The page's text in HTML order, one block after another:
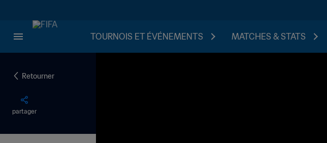
TOURNOIS ET ÉVÉNEMENTS MATCHES & STATS
Retourner
partager